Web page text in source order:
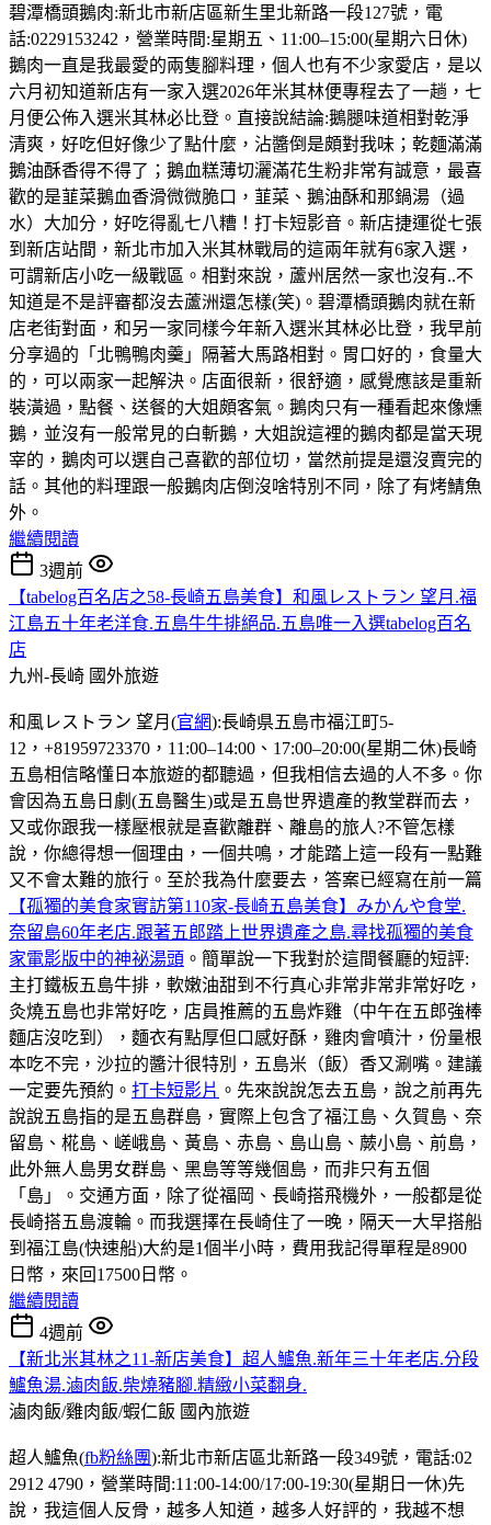
碧潭橋頭鵝肉:新北市新店區新生里北新路一段127號，電
話:0229153242，營業時間:星期五、11:00–15:00(星期六日休)
鵝肉一直是我最愛的兩隻腳料理，個人也有不少家愛店，是以
六月初知道新店有一家入選2026年米其林便專程去了一趟，七
月便公佈入選米其林必比登。直接說結論:鵝腿味道相對乾淨
清爽，好吃但好像少了點什麼，沾醬倒是頗對我味；乾麵滿滿
鵝油酥香得不得了；鵝血糕薄切灑滿花生粉非常有誠意，最喜
歡的是韮菜鵝血香滑微微脆口，韮菜、鵝油酥和那鍋湯（過
水）大加分，好吃得亂七八糟！打卡短影音。新店捷運從七張
到新店站間，新北市加入米其林戰局的這兩年就有6家入選，
可謂新店小吃一級戰區。相對來說，蘆州居然一家也沒有..不
知道是不是評審都沒去蘆洲還怎樣(笑)。碧潭橋頭鵝肉就在新
店老街對面，和另一家同樣今年新入選米其林必比登，我早前
分享過的「北鴨鴨肉羹」隔著大馬路相對。胃口好的，食量大
的，可以兩家一起解決。店面很新，很舒適，感覺應該是重新
裝潢過，點餐、送餐的大姐頗客氣。鵝肉只有一種看起來像燻
鵝，並沒有一般常見的白斬鵝，大姐說這裡的鵝肉都是當天現
宰的，鵝肉可以選自己喜歡的部位切，當然前提是還沒賣完的
話。其他的料理跟一般鵝肉店倒沒啥特別不同，除了有烤鯖魚
外。
繼續閱讀
3週前
【tabelog百名店之58-長崎五島美食】和風レストラン 望月.福
江島五十年老洋食.五島牛牛排絕品.五島唯一入選tabelog百名
店
九州-長崎 國外旅遊
和風レストラン 望月(官網):長崎県五島市福江町5-
12，+81959723370，11:00–14:00、17:00–20:00(星期二休)長崎
五島相信略懂日本旅遊的都聽過，但我相信去過的人不多。你
會因為五島日劇(五島醫生)或是五島世界遺產的教堂群而去，
又或你跟我一樣壓根就是喜歡離群、離島的旅人?不管怎樣
說，你總得想一個理由，一個共鳴，才能踏上這一段有一點難
又不會太難的旅行。至於我為什麼要去，答案已經寫在前一篇
【孤獨的美食家實訪第110家-長崎五島美食】みかんや食堂.
奈留島60年老店.跟著五郎踏上世界遺產之島.尋找孤獨的美食
家電影版中的神祕湯頭 。簡單說一下我對於這間餐廳的短評:
主打鐵板五島牛排，軟嫩油甜到不行真心非常非常非常好吃，
灸燒五島也非常好吃，店員推薦的五島炸雞（中午在五郎強棒
麵店沒吃到），麵衣有點厚但口感好酥，雞肉會噴汁，份量根
本吃不完，沙拉的醬汁很特別，五島米（飯）香又涮嘴。建議
一定要先預約。 打卡短影片 。先來說說怎去五島，說之前再先
說說五島指的是五島群島，實際上包含了福江島、久賀島、奈
留島、椛島、嵯峨島、黃島、赤島、島山島、蕨小島、前島，
此外無人島男女群島、黑島等等幾個島，而非只有五個
「島」。交通方面，除了從福岡、長崎搭飛機外，一般都是從
長崎搭五島渡輪。而我選擇在長崎住了一晚，隔天一大早搭船
到福江島(快速船)大約是1個半小時，費用我記得單程是8900
日幣，來回17500日幣。
繼續閱讀
4週前
【新北米其林之11-新店美食】超人鱸魚.新年三十年老店.分段
鱸魚湯.滷肉飯.柴燒豬腳.精緻小菜翻身.
滷肉飯/雞肉飯/蝦仁飯 國內旅遊
超人鱸魚(fb粉絲團):新北市新店區北新路一段349號，電話:02
2912 4790，營業時間:11:00-14:00/17:00-19:30(星期日一休)先
說，我這個人反骨，越多人知道，越多人好評的，我越不想